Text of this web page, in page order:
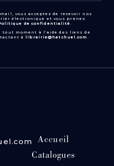
vous acceptez de recevoir nos
électronique et vous prenez
de confidentialité.
tout moment à l’aide des liens de
à librairie@hatchuel.com .
Accueil
Catalogues